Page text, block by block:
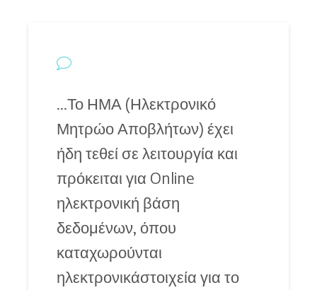
…Το ΗΜΑ (Ηλεκτρονικό
Μητρώο Αποβλήτων) έχει
ήδη τεθεί σε λειτουργία και
πρόκειται για Online
ηλεκτρονική βάση
δεδομένων, όπου
καταχωρούνται
ηλεκτρονικάστοιχεία για το